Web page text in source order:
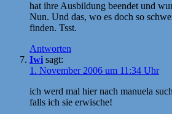
hat ihre Ausbildung beendet und
Nun. Und das, wo es doch so
finden. Tsst.
Antworten
Iwi sagt:
1. November 2006 um 11:34 Uhr
ich werd mal hier nach manuela
falls ich sie erwische!